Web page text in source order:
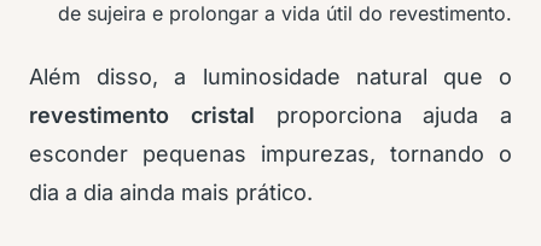
de sujeira e prolongar a vida útil do revestimento.
Além disso, a luminosidade natural que o
revestimento cristal proporciona ajuda a
esconder pequenas impurezas, tornando o
dia a dia ainda mais prático.